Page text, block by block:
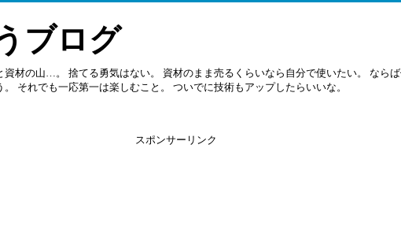
ブログ
材の山…。 捨てる勇気はない。 資材のまま売るくらいなら自分で使いたい。 なら
それでも一応第一は楽しむこと。 ついでに技術もアップしたらいいな。
スポンサーリンク